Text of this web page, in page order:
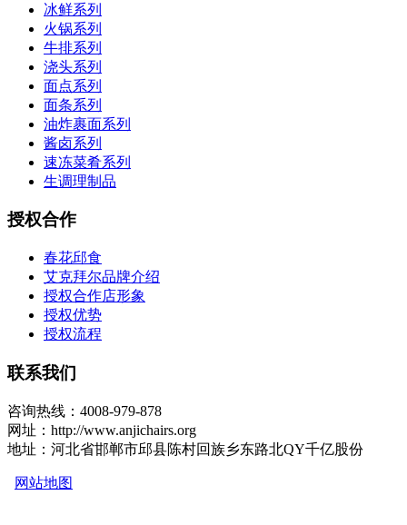
冰鲜系列
火锅系列
牛排系列
浇头系列
面点系列
面条系列
油炸裹面系列
酱卤系列
速冻菜肴系列
生调理制品
授权合作
春花邱食
艾克拜尔品牌介绍
授权合作店形象
授权优势
授权流程
联系我们
咨询热线：4008-979-878
网址：http://www.anjichairs.org
地址：河北省邯郸市邱县陈村回族乡东路北QY千亿股份
网站地图